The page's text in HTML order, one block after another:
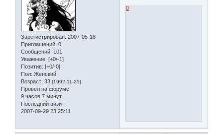
Зарегистрирован: 2007-05-18
Приглашений: 0
Сообщений: 101
Уважение: [+0/-1]
Позитив: [+0/-0]
Пол: Женский
Возраст: 33 [1992-11-25]
Провел на форуме:
9 часов 7 минут
Последний визит:
2007-09-29 23:25:11
0